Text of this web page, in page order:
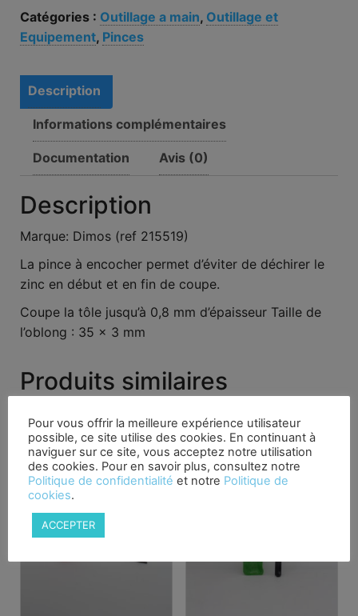
Catégories : Outillage a main, Outillage et
Equipement, Pinces
Description
Informations complémentaires
Documentation Avis (0)
Description
Marque: Dimos (ref 215519)
La pince à encocher permet d’éviter de déchirer le
zinc en début et en fin de coupe.
Coupe la tôle jusqu’à 0,8 mm d’épaisseur Taille de
l’oblong : 35 x 3 mm
Produits similaires
Promo !
Pour vous offrir la meilleure expérience utilisateur
possible, ce site utilise des cookies. En continuant à
naviguer sur ce site, vous acceptez notre utilisation
des cookies. Pour en savoir plus, consultez notre
Politique de confidentialité et notre Politique de
cookies.
ACCEPTER